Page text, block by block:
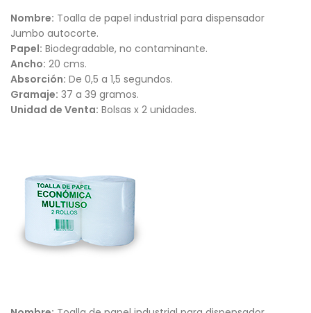
Nombre: Toalla de papel industrial para dispensador
Jumbo autocorte.
Papel: Biodegradable, no contaminante.
Ancho: 20 cms.
Absorción: De 0,5 a 1,5 segundos.
Gramaje: 37 a 39 gramos.
Unidad de Venta: Bolsas x 2 unidades.